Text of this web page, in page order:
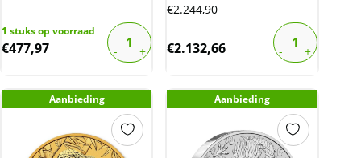
1 stuks op voorraad
€477,97
€2.244,90
€2.132,66
Aanbieding Aanbieding